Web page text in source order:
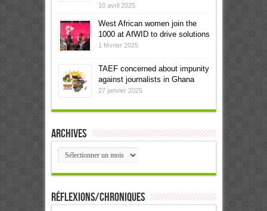
10 avril 2025
West African women join the
1000 at AfWID to drive solutions
1 février 2025
TAEF concerned about impunity
against journalists in Ghana
27 janvier 2025
Archives
Archives
Réflexions/Chroniques